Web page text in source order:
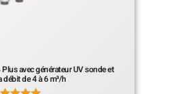
avec générateur UV sonde et
débit de 4 à 6 m³/h